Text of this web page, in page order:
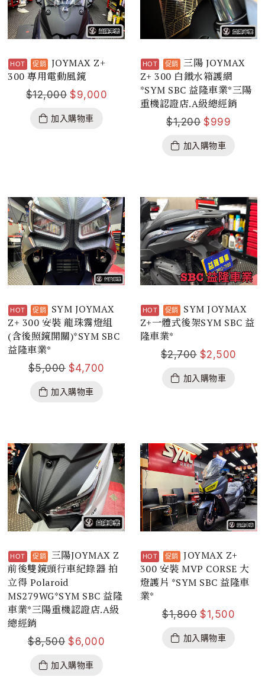
JOYMAX Z+
300 專用電動風鏡
$12,000 $9,000
加入購物車
三陽 JOYMAX
Z+ 300 白鐵水箱護網
*SYM SBC 益隆車業*三陽
重機認證店.A級總經銷
$1,200 $999
加入購物車
SYM JOYMAX
Z+ 300 安裝 龍珠霧燈組
(含後照鏡開關)*SYM SBC
益隆車業*
$5,000 $4,700
加入購物車
SYM JOYMAX
Z+一體式後架SYM SBC 益
隆車業*
$2,700 $2,500
加入購物車
三陽JOYMAX Z
前後雙鏡頭行車紀錄器 拍
立得 Polaroid
MS279WG*SYM SBC 益隆
車業*三陽重機認證店.A級
總經銷
$8,500 $6,000
加入購物車
JOYMAX Z+
300 安裝 MVP CORSE 大
燈護片 *SYM SBC 益隆車
業*
$1,800 $1,500
加入購物車